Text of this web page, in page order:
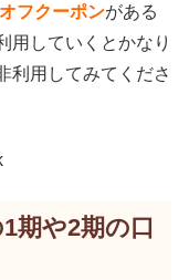
フクーポンがある
用していくとかなり
利用してみてくださ
期や2期の口